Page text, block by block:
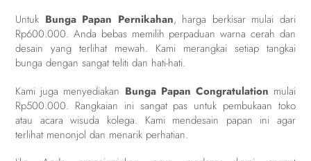
Untuk Bunga Papan Pernikahan, harga berkisar mulai dari
Rp600.000. Anda bebas memilih perpaduan warna cerah dan
desain yang terlihat mewah. Kami merangkai setiap tangkai
bunga dengan sangat teliti dan hati-hati.
Kami juga menyediakan Bunga Papan Congratulation mulai
Rp500.000. Rangkaian ini sangat pas untuk pembukaan toko
atau acara wisuda kolega. Kami mendesain papan ini agar
terlihat menonjol dan menarik perhatian.